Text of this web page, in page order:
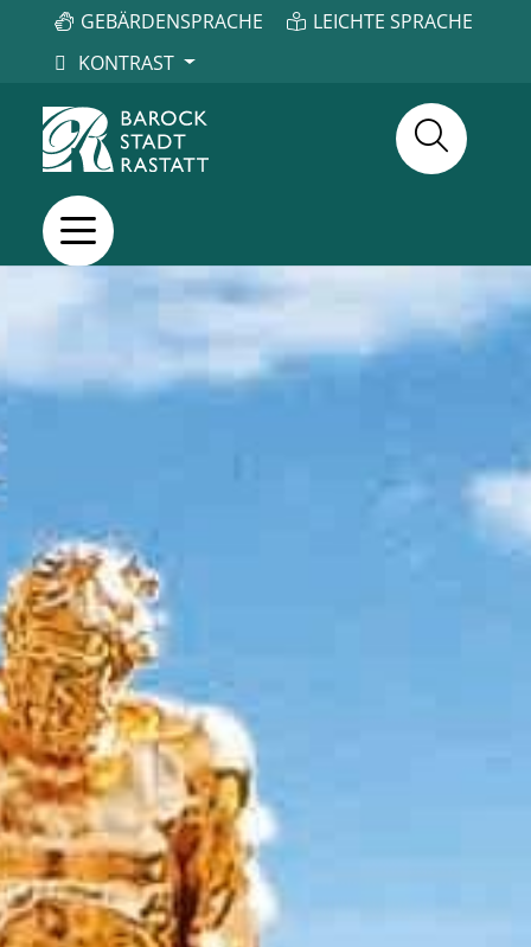
GEBÄRDENSPRACHE
LEICHTE SPRACHE
KONTRAST